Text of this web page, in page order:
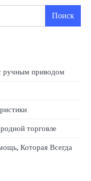
Поиск
ручным приводом
торговле
Которая Всегда